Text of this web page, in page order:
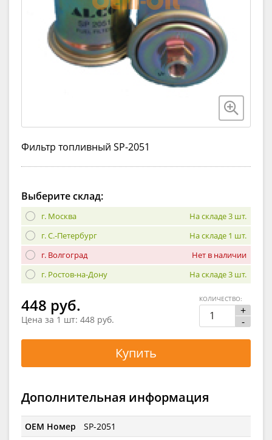
Фильтр топливный SP-2051
Выберите склад:
г. Москва
На складе 3 шт.
г. С.-Петербург
На складе 1 шт.
г. Волгоград
Нет в наличии
г. Ростов-на-Дону
На складе 3 шт.
448 руб.
Цена за 1 шт: 448 руб.
+
-
КОЛИЧЕСТВО:
Купить
Дополнительная информация
OEM Номер
SP-2051